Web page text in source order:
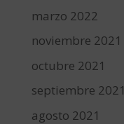
marzo 2022
noviembre 2021
octubre 2021
septiembre 2021
agosto 2021